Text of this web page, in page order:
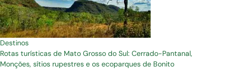
Destinos
Rotas turísticas de Mato Grosso do Sul: Cerrado-Pantanal,
Monções, sítios rupestres e os ecoparques de Bonito